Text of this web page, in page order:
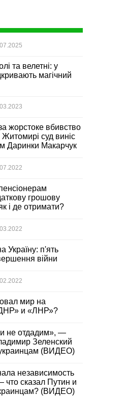
та велетні: у
магічний
жорстоке вбивство
суд виніс
Даринки Макарчук
грошову
і де отримати?
Україну: п'ять
війни
мир на
и «ЛНР»?
не отдадим», —
Зеленский
(ВИДЕО)
независимость
сказал Путин и
(ВИДЕО)